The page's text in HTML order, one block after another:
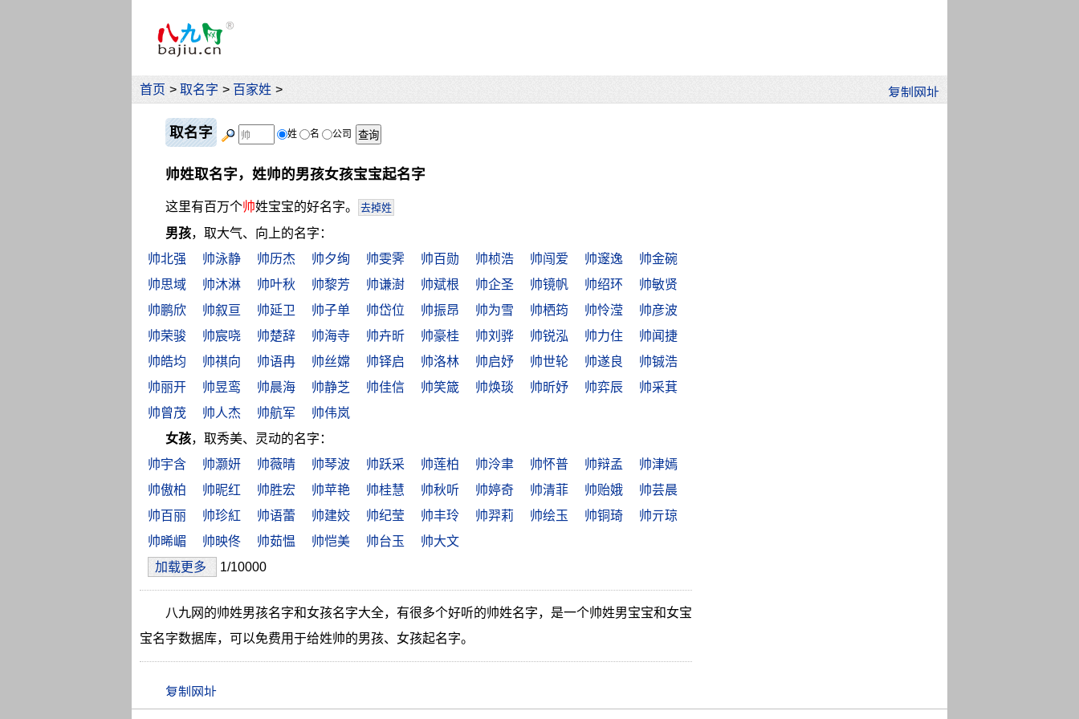
首页 > 取名字 > 百家姓 >
取名字 姓 名 公司
帅姓取名字，姓帅的男孩女孩宝宝起名字
这里有百万个帅姓宝宝的好名字。 去掉姓
男孩，取大气、向上的名字：
帅北强
帅泳静 帅历杰 帅夕绚 帅雯霁 帅百勋 帅桢浩 帅闯爱 帅邃逸
帅金碗
帅思域
帅沐淋 帅叶秋 帅黎芳 帅谦澍 帅斌根 帅企圣 帅镜帆 帅绍环
帅敏贤
帅鹏欣
帅叙亘 帅延卫 帅子单 帅岱位 帅振昂 帅为雪 帅栖筠 帅怜滢
帅彦波
帅荣骏
帅宸哓 帅楚辞 帅海寺 帅卉昕 帅豪桂 帅刘骅 帅锐泓 帅力住
帅闻捷
帅皓均
帅祺向 帅语冉 帅丝嫦 帅铎启 帅洛林 帅启妤 帅世轮 帅遂良
帅铖浩
帅丽开
帅昱鸾 帅晨海 帅静芝 帅佳信 帅笑箴 帅焕琰 帅昕妤 帅弈辰
帅采萁
帅曾茂
帅人杰 帅航军
帅伟岚
女孩，取秀美、灵动的名字：
帅宇含
帅灏妍 帅薇晴 帅琴波 帅跃采 帅莲柏 帅泠聿 帅怀普 帅辩孟
帅津嫣
帅傲柏
帅昵红 帅胜宏 帅苹艳 帅桂慧 帅秋听 帅婷奇 帅清菲 帅贻娥
帅芸晨
帅百丽
帅珍紅 帅语蕾 帅建姣 帅纪莹 帅丰玲 帅羿莉 帅绘玉 帅铜琦
帅亓琼
帅晞嵋
帅映佟 帅茹愠 帅恺美 帅台玉
帅大文
加载更多
1/10000
八九网的帅姓男孩名字和女孩名字大全，有很多个好听的帅姓名字，是一个帅姓男宝宝和女宝
宝名字数据库，可以免费用于给姓帅的男孩、女孩起名字。